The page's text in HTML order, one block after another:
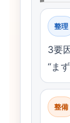
整理
3要
“ま
整備